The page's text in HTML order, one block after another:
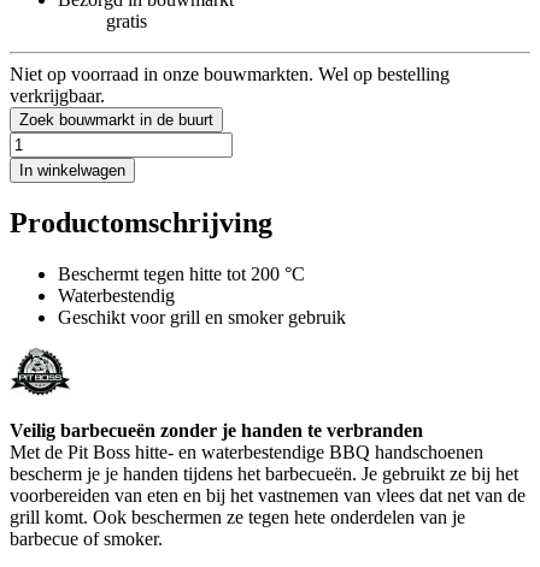
gratis
Niet op voorraad in onze bouwmarkten. Wel op bestelling
verkrijgbaar.
Zoek bouwmarkt in de buurt
In winkelwagen
Productomschrijving
Beschermt tegen hitte tot 200 °C
Waterbestendig
Geschikt voor grill en smoker gebruik
Veilig barbecueën zonder je handen te verbranden
Met de Pit Boss hitte- en waterbestendige BBQ handschoenen
bescherm je je handen tijdens het barbecueën. Je gebruikt ze bij het
voorbereiden van eten en bij het vastnemen van vlees dat net van de
grill komt. Ook beschermen ze tegen hete onderdelen van je
barbecue of smoker.